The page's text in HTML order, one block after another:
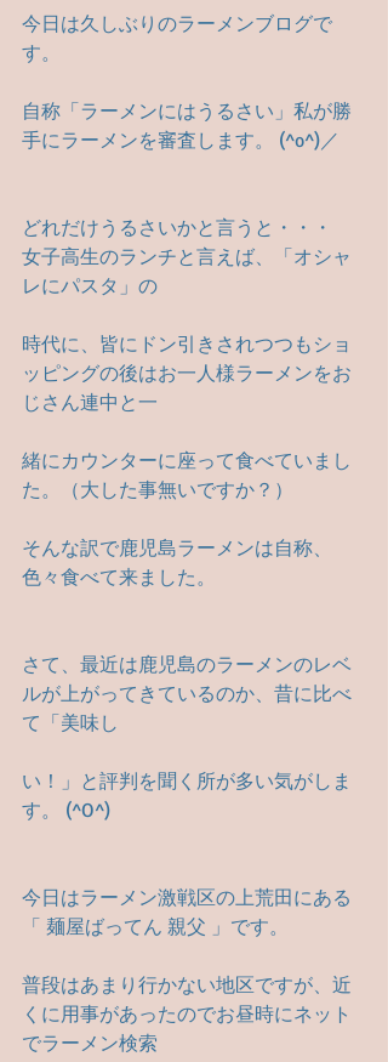
今日は久しぶりのラーメンブログで
す。
自称「ラーメンにはうるさい」私が勝
手にラーメンを審査します。 (^o^)／
どれだけうるさいかと言うと・・・
女子高生のランチと言えば、「オシャ
レにパスタ」の
時代に、皆にドン引きされつつもショ
ッピングの後はお一人様ラーメンをお
じさん連中と一
緒にカウンターに座って食べていまし
た。（大した事無いですか？）
そんな訳で鹿児島ラーメンは自称、
色々食べて来ました。
さて、最近は鹿児島のラーメンのレベ
ルが上がってきているのか、昔に比べ
て「美味し
い！」と評判を聞く所が多い気がしま
す。 (^O^)
今日はラーメン激戦区の上荒田にある
「 麺屋ばってん 親父 」です。
普段はあまり行かない地区ですが、近
くに用事があったのでお昼時にネット
でラーメン検索